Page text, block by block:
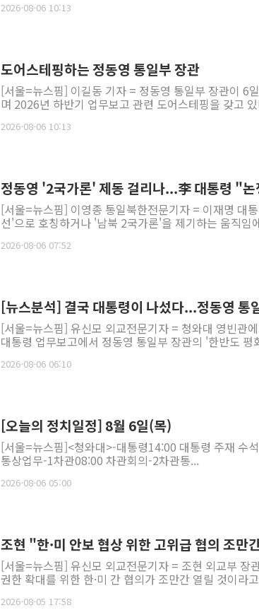
2026-08-06 10:13
도어스테핑하는 정동영 통일부 장관
[서울=뉴스핌] 이길동 기자 = 정동영 통일부 장관이 6
며 2026년 하반기 업무보고 관련 도어스테핑을 갖고
2026-08-06 10:13
정동영 '2국가론' 제동 걸리나...李 대통령 "
[서울=뉴스핌] 이영종 통일북한전문기자 = 이재명 대
선'으로 호칭하거나 '남북 2국가론'을 제기하는 움직임
2026-08-06 07:52
[뉴스분석] 결국 대통령이 나섰다...정동영 통
[서울=뉴스핌] 유신모 외교전문기자 = 청와대 영빈관
대통령 업무보고에서 정동영 통일부 장관의 '한반도
2026-08-06 06:10
[오늘의 정치일정] 8월 6일(목)
[서울=뉴스핌]<청와대>-대통령14:00 대통령 주재 수
통상업무-1차관08:00 차관회의-2차관통...
2026-08-06 05:00
조현 "한·미 안보 협상 위한 고위급 협의 조만
[서울=뉴스핌] 유신모 외교전문기자 = 조현 외교부 장
권한 확대를 위한 한·미 간 협의가 조만간 열릴 것이라
2026-08-05 17:58